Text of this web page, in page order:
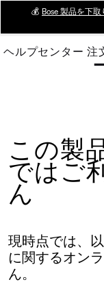
Main
💰 Bose 製品を下
ヘルプセンター 注
この製
ではご
ん
現時点では、
に関するオン
ん。